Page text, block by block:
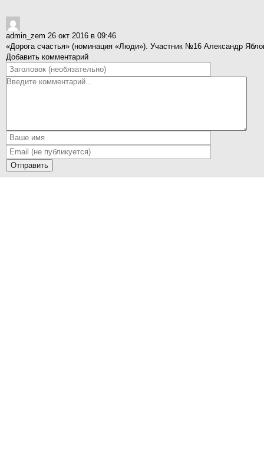
admin_zem 26 окт 2016 в 09:46
«Дорога счастья» (номинация «Люди»). Участник №16 Александр
Добавить комментарий
Отправить